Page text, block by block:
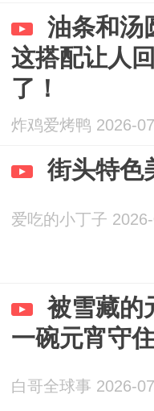
油条和汤
这搭配让人
了！
炸鸡爱烤鸭 2026-
街头特色
爱吃的小丁子
被雪藏的
一碗元宵守
白哥全球事 2026-